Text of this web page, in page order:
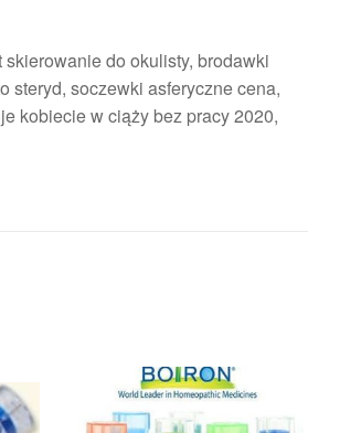
do okulisty, brodawki
steryd, soczewki asferyczne cena,
kobiecie w ciąży bez pracy 2020,